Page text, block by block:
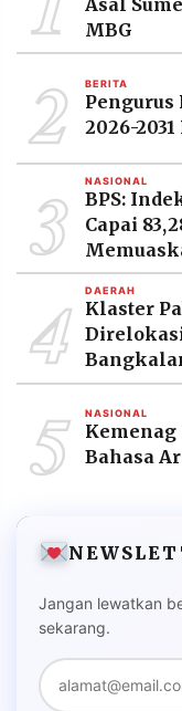
MBG
2 BERITA
Pengurus
2026-
3 NASIONAL
BPS:
Capai
4 DAERAH
Klaster
5 NASIONAL
Kemenag
Bahasa
Jangan lewatkan
sekarang.